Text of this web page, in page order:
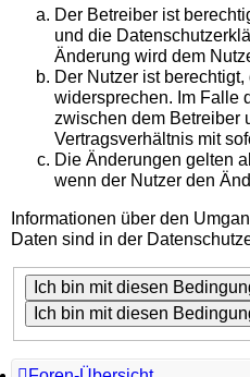
Der Betreiber ist
und die
Änderung wird dem
Der Nutzer ist
widersprechen. Im Falle
zwischen dem Betreiber
Vertragsverhältnis mit
Die Änderungen gelten
wenn der Nutzer den
Informationen über den
Daten sind in der